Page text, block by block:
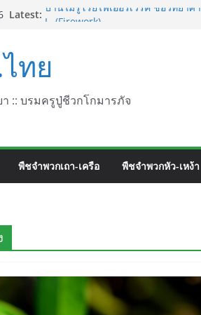
Latest: บานไม่รู้โรยไฟเออร์เวิร์ค ชื่อวิทยา
บานเย็น ชื่อวิทยาศาสตร์ Mirabilis
septentrionalis Donn. Smith.
ทย
:: บรมครูปู่ชีวกโกมารภัจ
พืชจำพวกเถา-เครือ พืชจำพวกหัว-เหง้า